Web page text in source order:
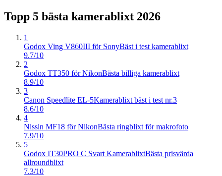
Topp 5 bästa kamerablixt 2026
1
Godox Ving V860III för SonyBäst i test kamerablixt
9.7/10
2
Godox TT350 för NikonBästa billiga kamerablixt
8.9/10
3
Canon Speedlite EL-5Kamerablixt bäst i test nr.3
8.6/10
4
Nissin MF18 för NikonBästa ringblixt för makrofoto
7.9/10
5
Godox IT30PRO C Svart KamerablixtBästa prisvärda
allroundblixt
7.3/10